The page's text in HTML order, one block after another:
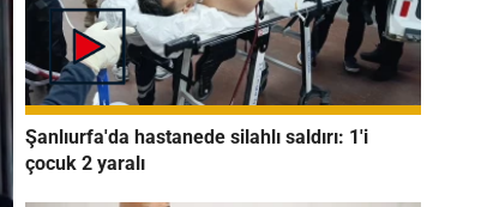
Şanlıurfa'da hastanede silahlı saldırı: 1'i
çocuk 2 yaralı